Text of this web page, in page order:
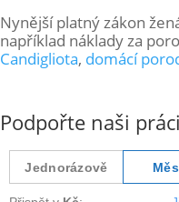
Nynější platný zákon
například náklady za
Candigliota, domácí
Podpořte naši